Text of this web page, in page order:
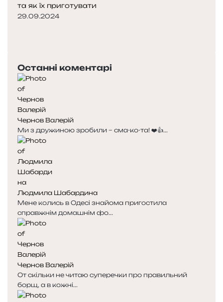
та як їх приготувати
29.09.2024
Останні коментарі
Чернов Валерій
Ми з дружиною зробили – сма-ко-та! ❤️👍...
Людмила Шабардина
Мене колись в Одесі знайома пригостила
справжнім домашнім фо...
Чернов Валерій
От скільки не читаю суперечки про правильний
борщ, а в кожні...